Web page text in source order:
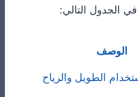
الجدول التالي:
الوصف
الطويل والرياح